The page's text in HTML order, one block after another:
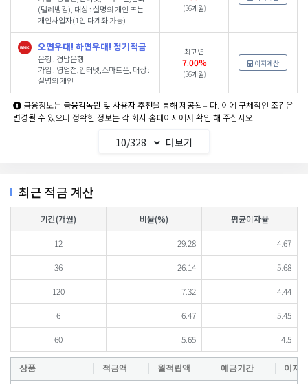
(텔레뱅킹), 대상 : 실명의 개인 또는
개인사업자(1인 다계좌 가능)
(36개월)
오면우대! 하면우대! 정기적금
은행 : 경남은행
가입 : 영업점,인터넷,스마트폰, 대상 :
실명의 개인
최고 연
7.00%
(36개월)
이자계산
금융정보는 금융감독원 및 사용자 추천을 통해 제공됩니다. 이에 구체적인 조건은
변경될 수 있으니 정확한 정보는 각 회사 홈페이지에서 확인 해 주십시오.
10/328 더보기
최근 적금 계산
기간(개월) 비율(%) 평균이자율
12 29.28 4.67
36 26.14 5.68
120 7.32 4.44
6 6.47 5.45
60 5.65 4.5
상품 적금액 월적립액 예금기간 이자